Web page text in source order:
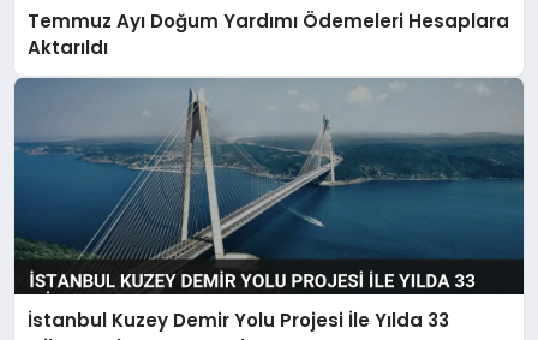
Temmuz Ayı Doğum Yardımı Ödemeleri Hesaplara
Aktarıldı
İstanbul Kuzey Demir Yolu Projesi İle Yılda 33